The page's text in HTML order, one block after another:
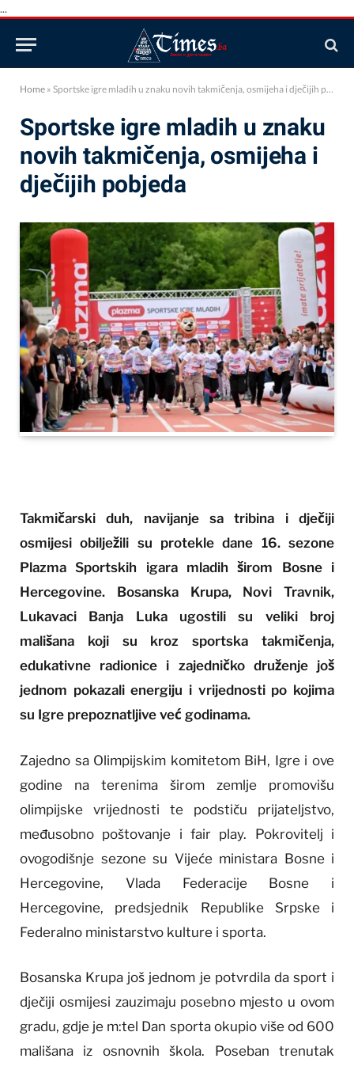
...
Home » Sportske igre mladih u znaku novih takmičenja, osmijeha i dječijih pobjeda
Sportske igre mladih u znaku
novih takmičenja, osmijeha i
dječijih pobjeda
Takmičarski duh, navijanje sa tribina i dječiji
osmijesi obilježili su protekle dane 16. sezone
Plazma Sportskih igara mladih širom Bosne i
Hercegovine. Bosanska Krupa, Novi Travnik,
Lukavaci Banja Luka ugostili su veliki broj
mališana koji su kroz sportska takmičenja,
edukativne radionice i zajedničko druženje još
jednom pokazali energiju i vrijednosti po kojima
su Igre prepoznatljive već godinama.
Zajedno sa Olimpijskim komitetom BiH, Igre i ove
godine na terenima širom zemlje promovišu
olimpijske vrijednosti te podstiču prijateljstvo,
međusobno poštovanje i fair play. Pokrovitelj i
ovogodišnje sezone su Vijeće ministara Bosne i
Hercegovine, Vlada Federacije Bosne i
Hercegovine, predsjednik Republike Srpske i
Federalno ministarstvo kulture i sporta.
Bosanska Krupa još jednom je potvrdila da sport i
dječiji osmijesi zauzimaju posebno mjesto u ovom
gradu, gdje je m:tel Dan sporta okupio više od 600
mališana iz osnovnih škola. Poseban trenutak